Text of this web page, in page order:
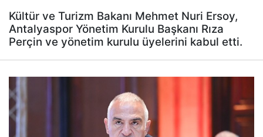
Kültür ve Turizm Bakanı Mehmet Nuri Ersoy,
Antalyaspor Yönetim Kurulu Başkanı Rıza
Perçin ve yönetim kurulu üyelerini kabul etti.